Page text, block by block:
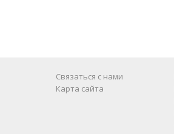
Связаться с нами
Карта сайта